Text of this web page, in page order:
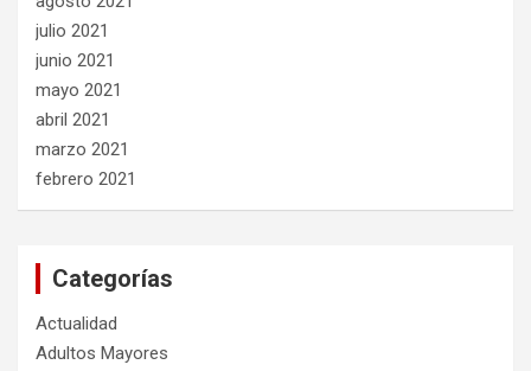
julio 2021
junio 2021
mayo 2021
abril 2021
marzo 2021
febrero 2021
Categorías
Actualidad
Adultos Mayores